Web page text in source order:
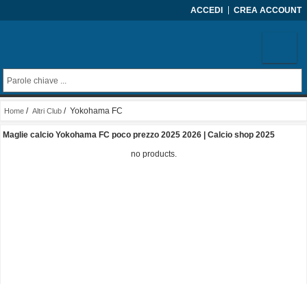
ACCEDI CREA ACCOUNT
Home / Altri Club / Yokohama FC
Maglie calcio Yokohama FC poco prezzo 2025 2026 | Calcio shop 2025
no products.